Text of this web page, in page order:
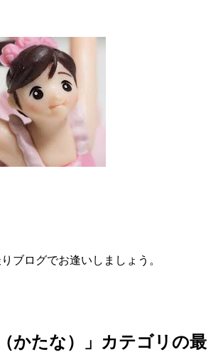
ブログでお逢いしましょう。
かたな）」カテゴリの最